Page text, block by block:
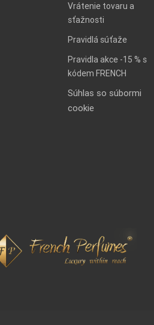
Vrátenie tovaru a
sťažnosti
Pravidlá súťaže
Pravidla akce -15 % s
kódem FRENCH
Súhlas so súbormi
cookie